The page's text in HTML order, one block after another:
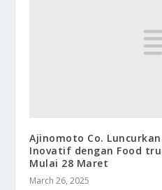
Ajinomoto Co. Luncurkan
Inovatif dengan Food
Mulai 28 Maret
March 26, 2025